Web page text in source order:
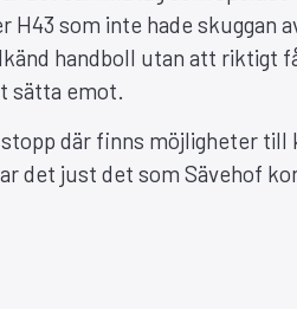
som inte hade skuggan
handboll utan att riktigt
sätta emot.
där finns möjligheter
det just det som Sävehof